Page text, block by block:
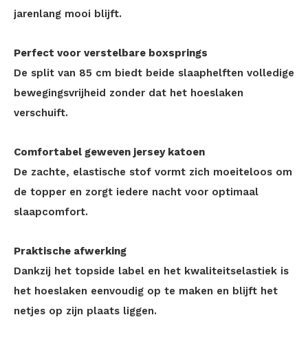
jarenlang mooi blijft.
Perfect voor verstelbare boxsprings
De split van 85 cm biedt beide slaaphelften volledige
bewegingsvrijheid zonder dat het hoeslaken
verschuift.
Comfortabel geweven jersey katoen
De zachte, elastische stof vormt zich moeiteloos om
de topper en zorgt iedere nacht voor optimaal
slaapcomfort.
Praktische afwerking
Dankzij het topside label en het kwaliteitselastiek is
het hoeslaken eenvoudig op te maken en blijft het
netjes op zijn plaats liggen.